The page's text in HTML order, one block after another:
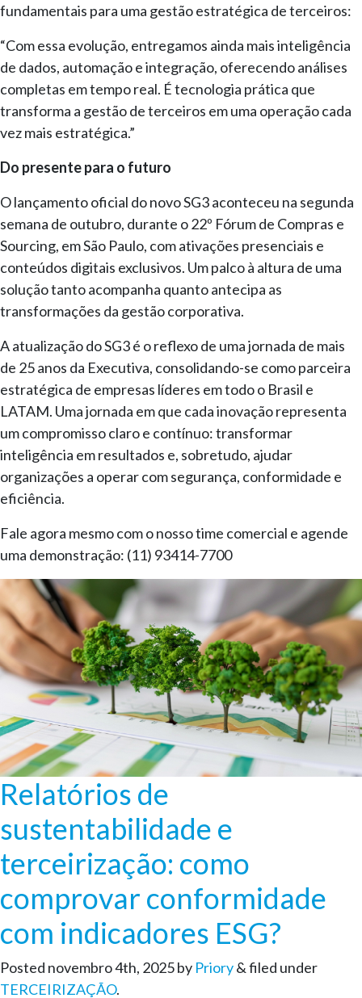
fundamentais para uma gestão estratégica de terceiros:
“Com essa evolução, entregamos ainda mais inteligência
de dados, automação e integração, oferecendo análises
completas em tempo real. É tecnologia prática que
transforma a gestão de terceiros em uma operação cada
vez mais estratégica.”
Do presente para o futuro
O lançamento oficial do novo SG3 aconteceu na segunda
semana de outubro, durante o 22º Fórum de Compras e
Sourcing, em São Paulo, com ativações presenciais e
conteúdos digitais exclusivos. Um palco à altura de uma
solução tanto acompanha quanto antecipa as
transformações da gestão corporativa.
A atualização do SG3 é o reflexo de uma jornada de mais
de 25 anos da Executiva, consolidando-se como parceira
estratégica de empresas líderes em todo o Brasil e
LATAM. Uma jornada em que cada inovação representa
um compromisso claro e contínuo: transformar
inteligência em resultados e, sobretudo, ajudar
organizações a operar com segurança, conformidade e
eficiência.
Fale agora mesmo com o nosso time comercial e agende
uma demonstração: (11) 93414-7700
Relatórios de
sustentabilidade e
terceirização: como
comprovar conformidade
com indicadores ESG?
Posted novembro 4th, 2025by Priory&filed under
TERCEIRIZAÇÃO.